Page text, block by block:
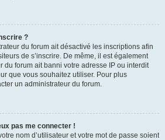
?
du forum ait désactivé les inscriptions afin
de s’inscrire. De même, il est également
du forum ait banni votre adresse IP ou interdit
que vous souhaitez utiliser. Pour plus
un administrateur du forum.
pas me connecter !
nom d’utilisateur et votre mot de passe soient